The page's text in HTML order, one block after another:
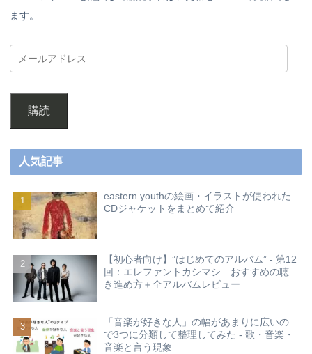
ます。
購読
人気記事
eastern youthの絵画・イラストが使われた
CDジャケットをまとめて紹介
【初心者向け】”はじめてのアルバム” - 第12
回：エレファントカシマシ おすすめの聴
き進め方＋全アルバムレビュー
「音楽が好きな人」の幅があまりに広いの
で3つに分類して整理してみた - 歌・音楽・
音楽と言う現象